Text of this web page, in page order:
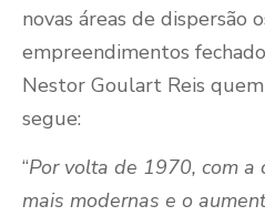
novas áreas de dispersão
empreendimentos
Nestor Goulart Reis
segue:
“Por volta de 1970, com a
mais modernas e o